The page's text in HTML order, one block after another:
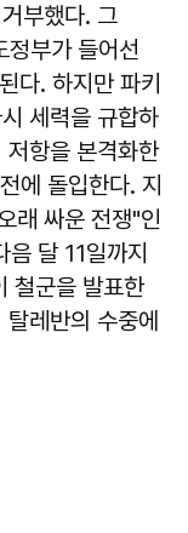
부했다. 그
정부가 들어선
다. 하지만 파키
세력을 규합하
저항을 본격화한
에 돌입한다. 지
래 싸운 전쟁"인
달 11일까지
철군을 발표한
레반의 수중에